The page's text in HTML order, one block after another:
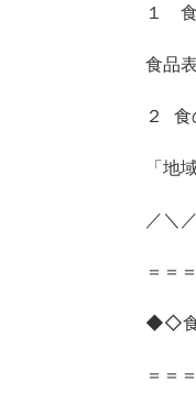
１
食品
２ 食
「地
／＼
＝＝
◆◇
＝＝